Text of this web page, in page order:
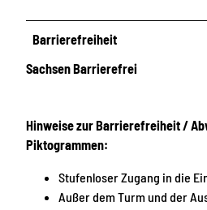
Barrierefreiheit
Sachsen Barrierefrei
Hinweise zur Barrierefreiheit /
Piktogrammen:
Stufenloser Zugang in die
Außer dem Turm und der